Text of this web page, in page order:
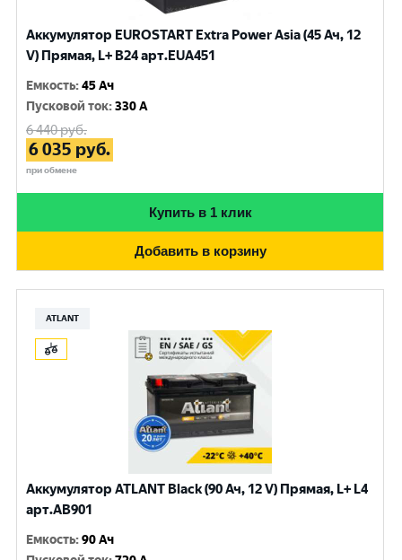
Аккумулятор EUROSTART Extra Power Asia (45 Ач, 12
V) Прямая, L+ B24 арт.EUA451
Емкость:45 Ач
Пусковой ток:330 A
6 440руб.
6 035 руб.
при обмене
Купить в 1 клик
Добавить в корзину
ATLANT
Аккумулятор ATLANT Black (90 Ач, 12 V) Прямая, L+ L4
арт.AB901
Емкость:90 Ач